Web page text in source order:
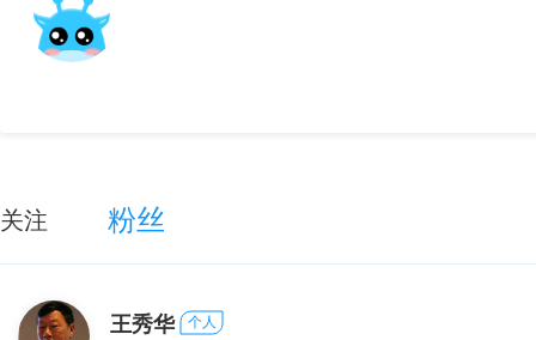
关注 粉丝
王秀华 个人